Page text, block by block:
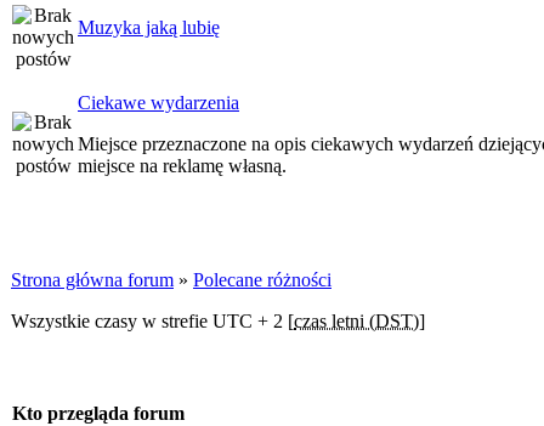
Muzyka jaką lubię
Ciekawe wydarzenia
Miejsce przeznaczone na opis ciekawych wydarzeń
miejsce na reklamę własną.
Strona główna forum » Polecane różności
Wszystkie czasy w strefie UTC + 2 [czas letni (DST)]
Kto przegląda forum